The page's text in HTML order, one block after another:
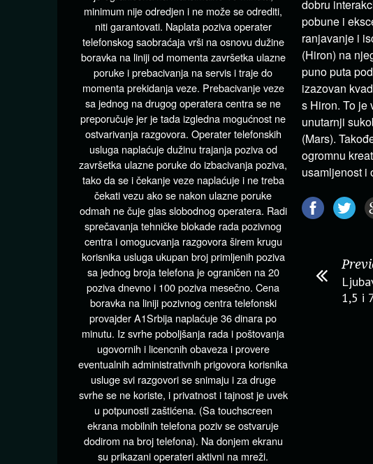
dobru
pobune i
ranjavanje i
(Hiron) na
puno puta
izazovan
s Hiron. To je
unutarnji
(Mars).
ogromnu
usamljenost i
1,5 i
minimum nije odredjen i ne može se odrediti,
niti garantovati. Naplata poziva operater
telefonskog saobraćaja vrši na osnovu dužine
boravka na liniji od momenta završetka ulazne
poruke i prebacivanja na servis i traje do
momenta prekidanja veze. Prebacivanje veze
sa jednog na drugog operatera centra se ne
preporučuje jer je tada izgledna mogućnost ne
ostvarivanja razgovora. Operater telefonskih
usluga naplaćuje dužinu trajanja poziva od
završetka ulazne poruke do izbacivanja poziva,
tako da se i čekanje veze naplaćuje i ne treba
čekati vezu ako se nakon ulazne poruke
odmah ne čuje glas slobodnog operatera. Radi
sprečavanja tehničke blokade rada pozivnog
centra i omogucvanja razgovora širem krugu
korisnika usluga ukupan broj primljenih poziva
sa jednog broja telefona je ograničen na 20
poziva dnevno i 100 poziva mesečno. Cena
boravka na liniji pozivnog centra telefonski
provajder A1Srbija naplaćuje 36 dinara po
minutu. Iz svrhe poboljšanja rada i poštovanja
ugovornih i licencnih obaveza i provere
eventualnih administrativnih prigovora korisnika
usluge svi razgovori se snimaju i za druge
svrhe se ne koriste, i privatnost i tajnost je uvek
u potpunosti zaštićena. (Sa touchscreen
ekrana mobilnih telefona poziv se ostvaruje
dodirom na broj telefona). Na donjem ekranu
su prikazani operateri aktivni na mreži.